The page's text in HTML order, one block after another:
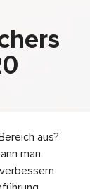
aus?
man